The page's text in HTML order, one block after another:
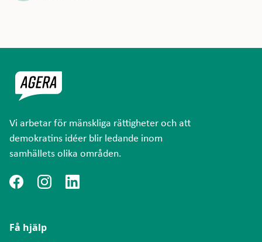
Vi arbetar för mänskliga rättigheter och att
demokratins idéer blir ledande inom
samhällets olika områden.
Få hjälp